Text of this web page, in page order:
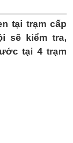
tại trạm cấp
sẽ kiểm tra,
tại 4 trạm